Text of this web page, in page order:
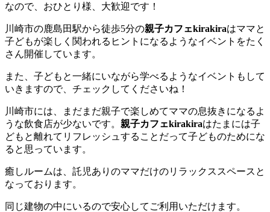
なので、おひとり様、大歓迎です！
川崎市の鹿島田駅から徒歩5分の親子カフェkirakiraはママと
子どもが楽しく関われるヒントになるようなイベントをたく
さん開催しています。
また、子どもと一緒にいながら学べるようなイベントもして
いきますので、チェックしてくださいね！
川崎市には、まだまだ親子で楽しめてママの息抜きになるよ
うな飲食店が少ないです。 親子カフェkirakiraはたまには子
どもと離れてリフレッシュすることだって子どものためにな
ると思っています。
癒しルームは、託児ありのママだけのリラックススペースと
なっております。
同じ建物の中にいるので安心してご利用いただけます。